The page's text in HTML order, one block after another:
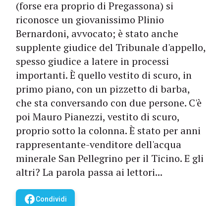
(forse era proprio di Pregassona) si
riconosce un giovanissimo Plinio
Bernardoni, avvocato; è stato anche
supplente giudice del Tribunale d'appello,
spesso giudice a latere in processi
importanti. È quello vestito di scuro, in
primo piano, con un pizzetto di barba,
che sta conversando con due persone. C'è
poi Mauro Pianezzi, vestito di scuro,
proprio sotto la colonna. È stato per anni
rappresentante-venditore dell'acqua
minerale San Pellegrino per il Ticino. E gli
altri? La parola passa ai lettori...
facebookCondividi